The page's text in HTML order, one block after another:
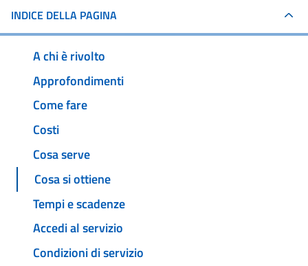
INDICE DELLA PAGINA
A chi è rivolto
Approfondimenti
Come fare
Costi
Cosa serve
Cosa si ottiene
Tempi e scadenze
Accedi al servizio
Condizioni di servizio